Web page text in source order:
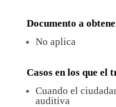
Documento a
No aplica
Casos en los que el
Cuando el
auditiva